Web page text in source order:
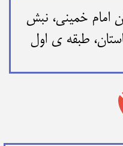
امام خمینی، نبش
طبقه ی اول